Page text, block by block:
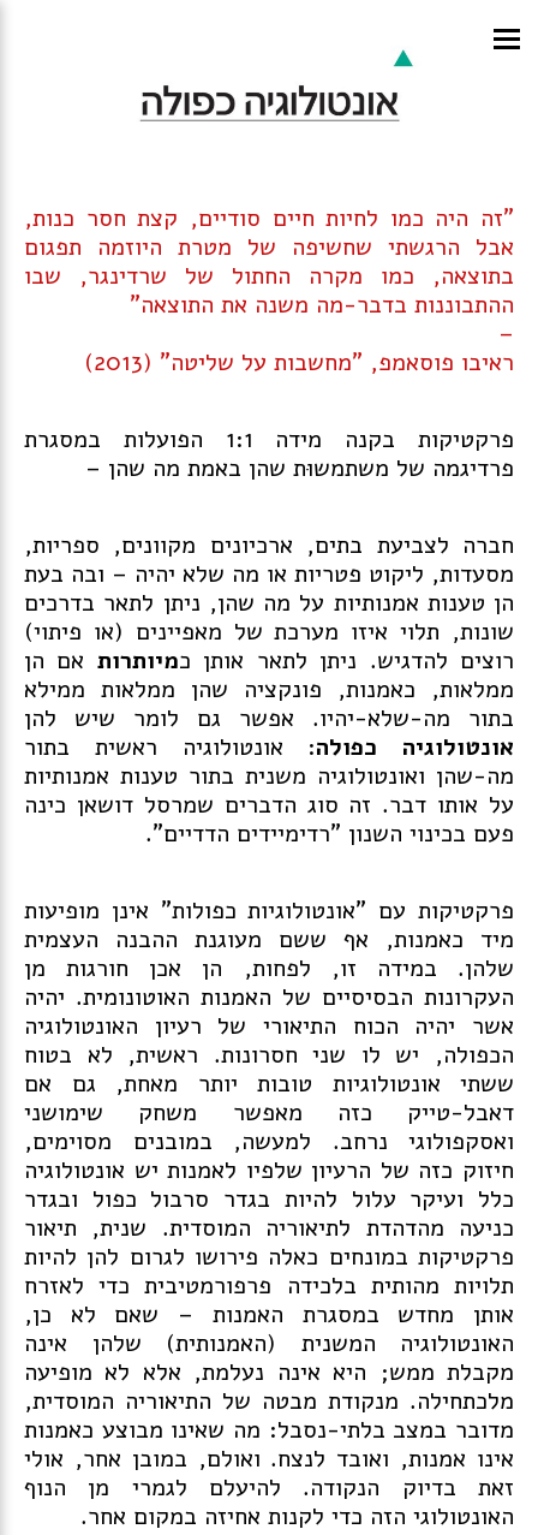
"זה היה כמו לחיות חיים סודיים, קצת חסר כנות,
אבל הרגשתי שחשיפה של מטרת היוזמה תפגום
בתוצאה, כמו מקרה החתול של שרדינגר, שבו
ההתבוננות בדבר-מה משנה את התוצאה"
–
ראיבו פוסאמפ, "מחשבות על שליטה" (2013)
פרקטיקות בקנה מידה 1:1 הפועלות במסגרת
פרדיגמה של משתמשוּת שהן באמת מה שהן –
חברה לצביעת בתים, ארכיונים מקוונים, ספריות,
מסעדות, ליקוט פטריות או מה שלא יהיה – ובה בעת
הן טענות אמנותיות על מה שהן, ניתן לתאר בדרכים
שונות, תלוי איזו מערכת של מאפיינים (או פיתוי)
רוצים להדגיש. ניתן לתאר אותן כמיותרות אם הן
ממלאות, כאמנות, פונקציה שהן ממלאות ממילא
בתור מה-שלא-יהיו. אפשר גם לומר שיש להן
אונטולוגיה
כפולה: אונטולוגיה ראשית בתור
מה-שהן ואונטולוגיה משנית בתור טענות אמנותיות
על אותו דבר. זה סוג הדברים שמרסל דושאן כינה
פעם בכינוי השנון "רדימיידים הדדיים".
פרקטיקות עם "אונטולוגיות כפולות" אינן מופיעות
מיד כאמנות, אף ששם מעוגנת ההבנה העצמית
שלהן. במידה זו, לפחות, הן אכן חורגות מן
העקרונות הבסיסיים של האמנות האוטונומית. יהיה
אשר יהיה הכוח התיאורי של רעיון האונטולוגיה
הכפולה, יש לו שני חסרונות. ראשית, לא בטוח
ששתי אונטולוגיות טובות יותר מאחת, גם אם
דאבל-טייק כזה מאפשר משחק שימושני
ואסקפולוגי נרחב. למעשה, במובנים מסוימים,
חיזוק כזה של הרעיון שלפיו לאמנות יש אונטולוגיה
כלל ועיקר עלול להיות בגדר סרבול כפול ובגדר
כניעה מהדהדת לתיאוריה המוסדית. שנית, תיאור
פרקטיקות במונחים כאלה פירושו לגרום להן להיות
תלויות מהותית בלכידה פרפורמטיבית כדי לאזרח
אותן מחדש במסגרת האמנות – שאם לא כן,
האונטולוגיה המשנית (האמנותית) שלהן אינה
מקבלת ממש; היא אינה נעלמת, אלא לא מופיעה
מלכתחילה. מנקודת מבטה של התיאוריה המוסדית,
מדובר במצב בלתי-נסבל: מה שאינו מבוצע כאמנות
אינו אמנות, ואובד לנצח. ואולם, במובן אחר, אולי
זאת בדיוק הנקודה. להיעלם לגמרי מן הנוף
האונטולוגי הזה כדי לקנות אחיזה במקום אחר.